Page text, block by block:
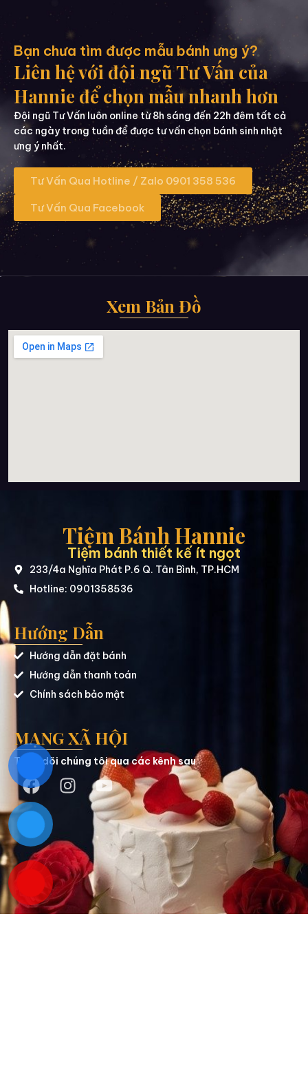
Bạn chưa tìm được mẫu bánh ưng ý?
Liên hệ với đội ngũ Tư Vấn của
Hannie để chọn mẫu nhanh hơn
Đội ngũ Tư Vấn luôn online từ 8h sáng đến 22h đêm tất cả
các ngày trong tuần để được tư vấn chọn bánh sinh nhật
ưng ý nhất.
Tư Vấn Qua Hotline / Zalo 0901 358 536
Tư Vấn Qua Facebook
Xem Bản Đồ
Tiệm Bánh Hannie
Tiệm bánh thiết kế ít ngọt
233/4a Nghĩa Phát P.6 Q. Tân Bình, TP.HCM
Hotline: 0901358536
Hướng Dẫn
Hướng dẫn đặt bánh
Hướng dẫn thanh toán
Chính sách bảo mật
MẠNG XÃ HỘI
Theo dõi chúng tôi qua các kênh sau